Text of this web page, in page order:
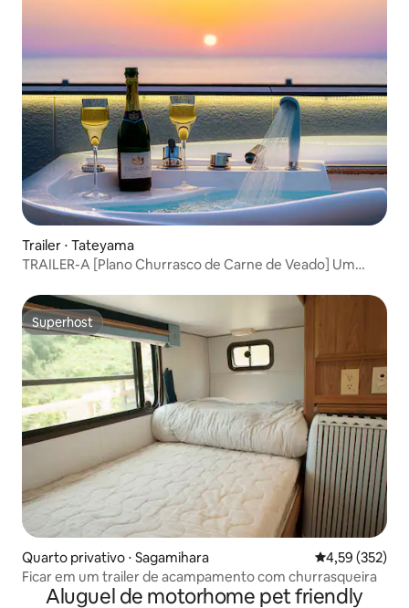
Trailer ⋅ Tateyama
TRAILER-A [Plano Churrasco de Carne de Veado] Um
Superhost
Superhost
Quarto privativo ⋅ Sagamihara 4,59 de uma
4,59 (352)
Ficar em um trailer de acampamento com churrasqueira
Aluguel de motorhome pet friendly